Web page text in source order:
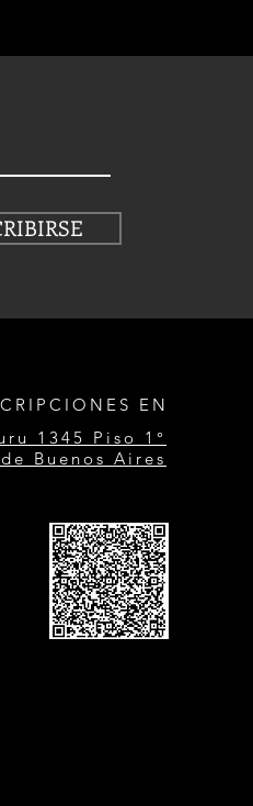
EN
1345 Piso 1°
Buenos Aires